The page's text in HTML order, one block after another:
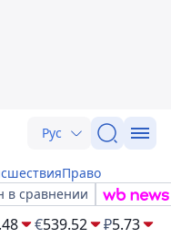
Рус
Право
в сравнении
€539.52 ₽5.73